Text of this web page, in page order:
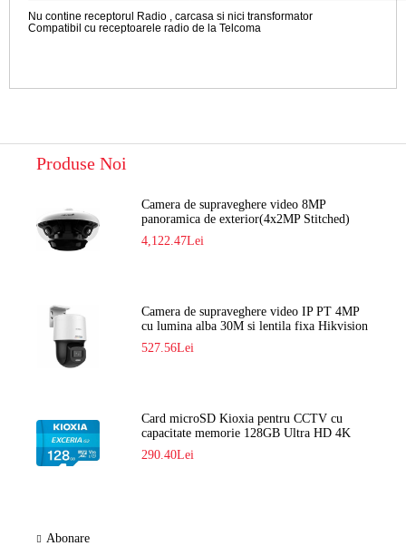
Nu contine receptorul Radio , carcasa si nici transformator
Compatibil cu receptoarele radio de la Telcoma
Produse Noi
Camera de supraveghere video 8MP
panoramica de exterior(4x2MP Stitched)
Navaio NGC-7482PR
4,122.47Lei
Camera de supraveghere video IP PT 4MP
cu lumina alba 30M si lentila fixa Hikvision
DS-2DE2C400SCG-E F1
527.56Lei
Card microSD Kioxia pentru CCTV cu
capacitate memorie 128GB Ultra HD 4K
LMEX2L128GG2
290.40Lei
Abonare